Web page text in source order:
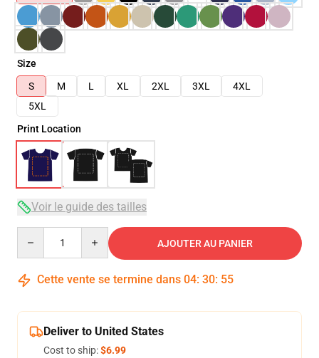
Size
S
M L XL 2XL 3XL
4XL
5XL
Print Location
Voir le guide des tailles
AJOUTER AU PANIER
Cette vente se termine dans 04: 30: 54
Deliver to United States
Cost to ship:$6.99